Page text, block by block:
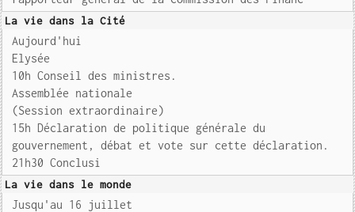
La vie dans la Cité
Aujourd'hui
Elysée
10h Conseil des ministres.
Assemblée nationale
(Session extraordinaire)
15h Déclaration de politique générale du
gouvernement, débat et vote sur cette déclaration.
21h30 Conclusi
La vie dans le monde
Jusqu'au 16 juillet